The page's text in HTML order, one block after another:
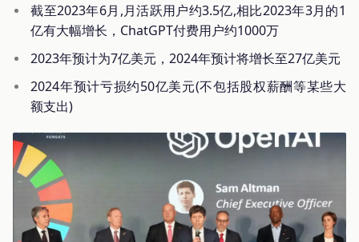
截至2023年6月,月活跃用户约3.5亿,相比2023年3月的1
亿有大幅增长，ChatGPT付费用户约1000万
2023年预计为7亿美元，2024年预计将增长至27亿美元
2024年预计亏损约50亿美元(不包括股权薪酬等某些大
额支出)